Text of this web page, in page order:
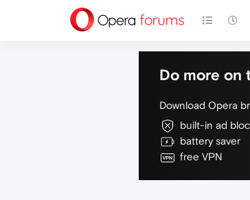
Do more on
Download Opera
built-in ad
battery saver
free VPN